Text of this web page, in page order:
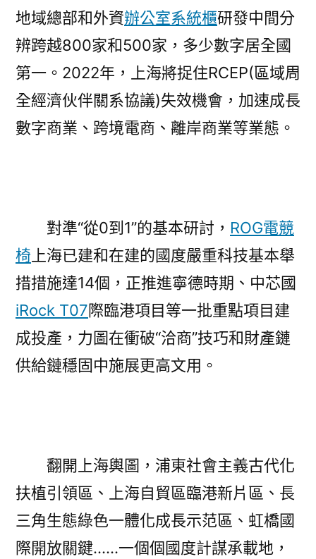
地域總部和外資辦公室系統櫃研發中間分
辨跨越800家和500家，多少數字居全國
第一。2022年，上海將捉住RCEP(區域周
全經濟伙伴關系協議)失效機會，加速成長
數字商業、跨境電商、離岸商業等業態。
對準“從0到1”的基本研討， ROG電競
椅 上海已建和在建的國度嚴重科技基本舉
措措施達14個，正推進寧德時期、中芯國
iRock T07際臨港項目等一批重點項目建
成投產，力圖在衝破“洽商”技巧和財產鏈
供給鏈穩固中施展更高文用。
翻開上海輿圖，浦東社會主義古代化
扶植引領區、上海自貿區臨港新片區、長
三角生態綠色一體化成長示范區、虹橋國
際開放關鍵……一個個國度計謀承載地，